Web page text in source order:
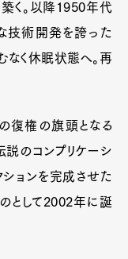
く。以降1950年代
技術開発を誇った
なく休眠状態へ。再
復権の旗頭となる
説のコンプリケーシ
ションを完成させた
として2002年に誕